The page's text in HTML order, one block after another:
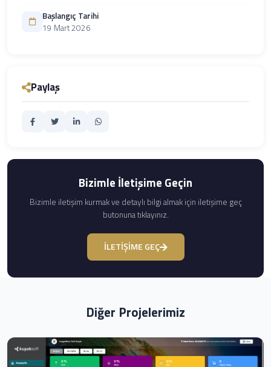
Başlangıç Tarihi
19 Mart 2026
Paylaş
Bizimle İletişime Geçin
Bizimle iletişim kurmak ve detaylı bilgi almak için iletişime geç
butonuna tıklayınız.
İLETİŞİME GEÇ
Diğer Projelerimiz